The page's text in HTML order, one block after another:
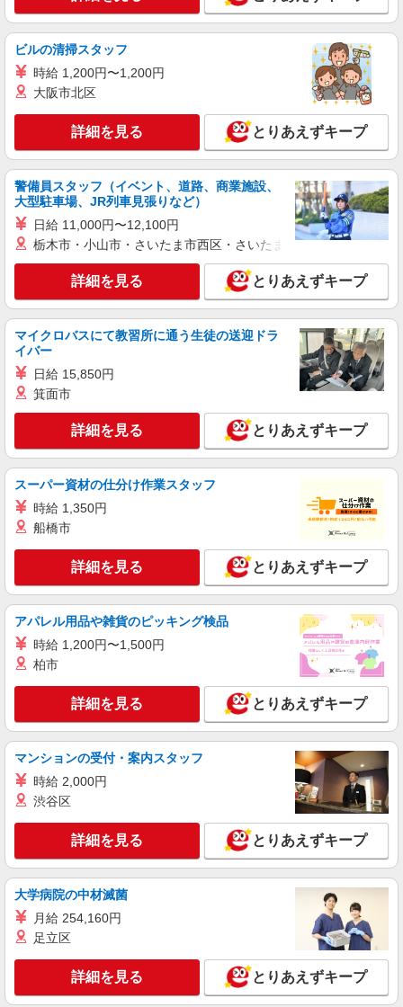
≪国立駅≫週3勤務〜！プライベートを大切に
できるデイSTAFF
時給1550円〜2312円 ＜交通費全支給(ガソリ
最寄り：国立駅
キープ 詳細を見る
派遣社員
株式会社kotrio /●TC-H-1992830
国立駅｜シニア向けマンションで夜勤専従＊暮
らしのお手伝い
時給1600円〜2250円 ＜日払い有/週払い有/交
国立市 来社不要/面接なし
キープ 詳細を見る
職業紹介
株式会社kotrio /●SW-S-2098286
料老人ホームSTAFF
【正社員】月給240,000〜400,000円 ・基本
給：200,000円〜220,000円 ・資格手当：10,000〜
30,000円 ・役職手当：10,000〜70,000円 ・処遇改
善手当：20,000〜60,000円（勤続年数、保有資格
により変動） ・固定残業手当：20,000円（10時
間） ※固定残業時間を超過する場合には超過勤務
手当として別途支給 ・夜勤手当：10,000円/1回
（上記給与とは別に支給） 下記資格をお持ちの方
歓迎 ・認知症介護基礎研修 ・初任者研修 ・実務
者研修 ・介護福祉士 など
東京都国立市
キープ 詳細を見る
株式会社kotrio /●TC-H-1978189
<国立>高時給&シフト柔軟でいいとこ取り♪サ
高住の補助STAFF
時給1600円〜2250円 ＜日払い有/週払い有/交
通費全支給(ガソリン代含む)＞
詳細を見る
職業紹介
株式会社kotrio /●SW-S-2078149
国立駅☆未経験OK！デイサービスの生活サポ
時給1550円〜2312円 ＜交通費全支給(ガソリ
ン代含む)＞
キープ 詳細を見る
株式会社kotrio /●SW-S-2022225
＜国立駅＞デイサービスのパート募集≪週3勤
ビルの清掃スタッフ
時給 1,200円〜1,200円
大阪市北区
詳細を見る とりあえずキープ
警備員スタッフ（イベント、道路、商業施設、
大型駐車場、JR列車見張りなど）
日給 11,000円〜12,100円
栃木市・小山市・さいたま市西区・さいたま市岩槻区・久喜市・
詳細を見る とりあえずキープ
マイクロバスにて教習所に通う生徒の送迎ドラ
イバー
日給 15,850円
箕面市
詳細を見る とりあえずキープ
スーパー資材の仕分け作業スタッフ
時給 1,350円
船橋市
詳細を見る とりあえずキープ
アパレル用品や雑貨のピッキング検品
時給 1,200円〜1,500円
柏市
詳細を見る とりあえずキープ
マンションの受付・案内スタッフ
時給 2,000円
渋谷区
詳細を見る とりあえずキープ
大学病院の中材滅菌
月給 254,160円
足立区
詳細を見る とりあえずキープ